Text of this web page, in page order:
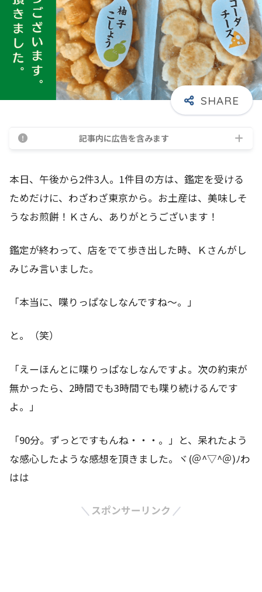
記事内に広告を含みます
本日、午後から2件3人。1件目の方は、鑑定を受ける
ためだけに、わざわざ東京から。お土産は、美味しそ
うなお煎餅！Ｋさん、ありがとうございます！
鑑定が終わって、店をでて歩き出した時、Ｋさんがし
みじみ言いました。
「本当に、喋りっぱなしなんですね～。」
と。（笑）
「えーほんとに喋りっぱなしなんですよ。次の約束が
無かったら、2時間でも3時間でも喋り続けるんです
よ。」
「90分。ずっとですもんね・・・。」と、呆れたよう
な感心したような感想を頂きました。ヾ(＠^▽^＠)ﾉわ
はは
スポンサーリンク